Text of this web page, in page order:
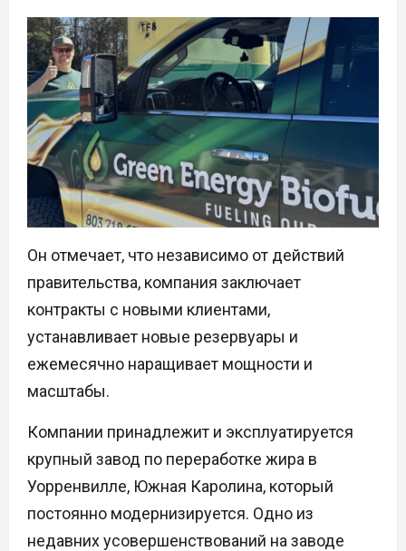
Он отмечает, что независимо от действий
правительства, компания заключает
контракты с новыми клиентами,
устанавливает новые резервуары и
ежемесячно наращивает мощности и
масштабы.
Компании принадлежит и эксплуатируется
крупный завод по переработке жира в
Уорренвилле, Южная Каролина, который
постоянно модернизируется. Одно из
недавних усовершенствований на заводе